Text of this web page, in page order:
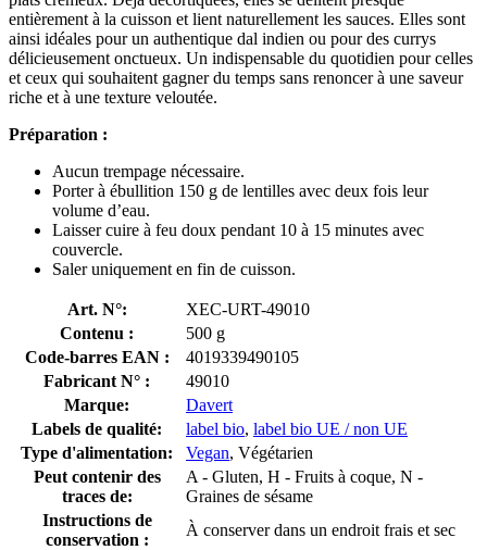
entièrement à la cuisson et lient naturellement les sauces. Elles sont
ainsi idéales pour un authentique dal indien ou pour des currys
délicieusement onctueux. Un indispensable du quotidien pour celles
et ceux qui souhaitent gagner du temps sans renoncer à une saveur
riche et à une texture veloutée.
Préparation :
Aucun trempage nécessaire.
Porter à ébullition 150 g de lentilles avec deux fois leur
volume d’eau.
Laisser cuire à feu doux pendant 10 à 15 minutes avec
couvercle.
Saler uniquement en fin de cuisson.
Art. N°:
XEC-URT-49010
Contenu :
500 g
Code-barres EAN :
4019339490105
Fabricant N° :
49010
Marque:
Davert
Labels de qualité:
label bio, label bio UE / non UE
Type d'alimentation:
Vegan, Végétarien
Peut contenir des
traces de:
A - Gluten, H - Fruits à coque, N -
Graines de sésame
Instructions de
conservation :
À conserver dans un endroit frais et sec